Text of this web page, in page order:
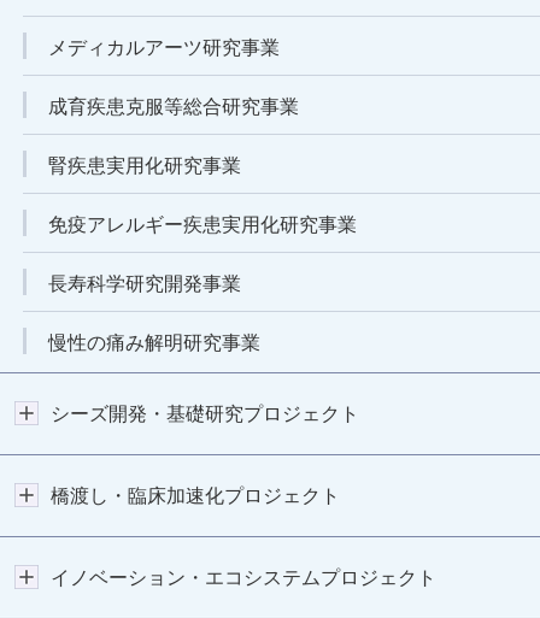
メディカルアーツ研究事業
成育疾患克服等総合研究事業
腎疾患実用化研究事業
免疫アレルギー疾患実用化研究事業
長寿科学研究開発事業
慢性の痛み解明研究事業
シーズ開発・基礎研究プロジェクト
橋渡し・臨床加速化プロジェクト
イノベーション・エコシステムプロジェクト